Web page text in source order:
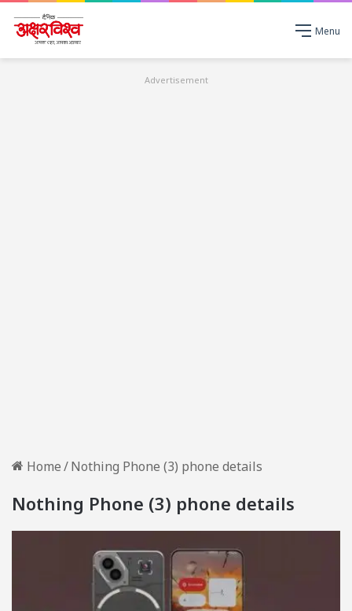
Menu
Advertisement
Home/Nothing Phone (3) phone details
Nothing Phone (3) phone details